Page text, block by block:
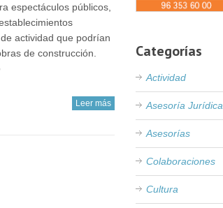
espectáculos públicos,
actividad que podrían
de construcción.
Leer más
Categorías
Actividad
Asesoría Jurídica
Asesorías
Colaboraciones
Cultura